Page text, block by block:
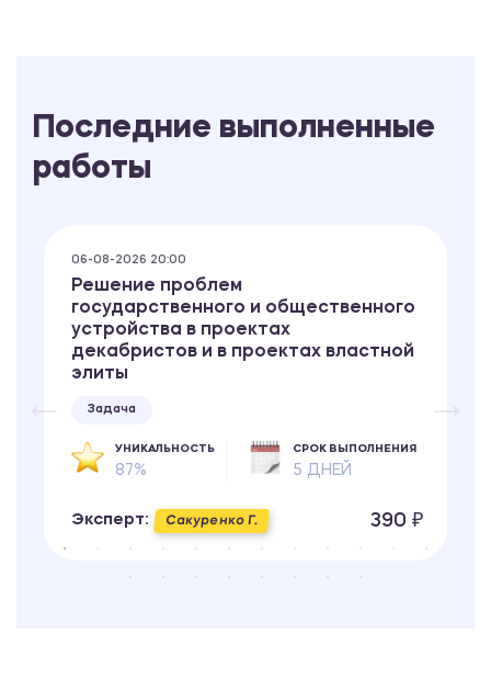
Последние выполненные
работы
06-08-2026 20:00
Решение проблем
государственного и общественного
устройства в проектах
декабристов и в проектах властной
элиты
Задача
УНИКАЛЬНОСТЬ
87%
СРОК ВЫПОЛНЕНИЯ
5 ДНЕЙ
Эксперт: Сакуренко Г. 390 ₽